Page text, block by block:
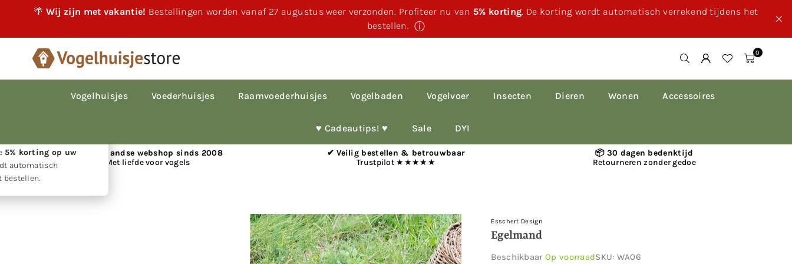
🌴 Wij zijn met vakantie! Bestellingen worden vanaf 27 augustus weer verzonden. Profiteer nu van 5% korting. De korting wordt automatisch verrekend tijdens het
bestellen. ⓘ
×
gewoon
bestellingen worden
5% korting op uw
automatisch
bestellen.
0
Vogelhuisjes Voederhuisjes Raamvoederhuisjes Vogelbaden Vogelvoer Insecten Dieren Wonen Accessoires
♥︎ Cadeautips! ♥︎ Sale DYI
📍 Nederlandse webshop sinds 2008
Met liefde voor vogels
✔ Veilig bestellen & betrouwbaar
Trustpilot ★★★★★
📦 30 dagen bedenktijd
Retourneren zonder gedoe
Esschert Design
Egelmand
Beschikbaar Op voorraadSKU: WA06